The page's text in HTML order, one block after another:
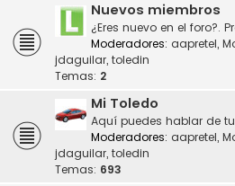
Nuevos miembros
¿Eres nuevo en el foro?.
Moderadores: aapretel,
jdaguilar, toledin
Temas: 2
Mi Toledo
Aquí puedes hablar de
Moderadores: aapretel,
jdaguilar, toledin
Temas: 693